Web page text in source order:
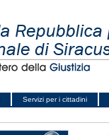
Servizi per i cittadini